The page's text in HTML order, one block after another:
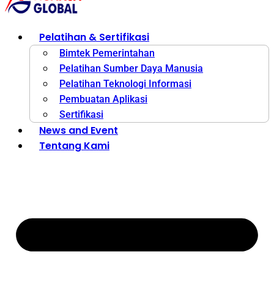
Pelatihan & Sertifikasi
Bimtek Pemerintahan
Pelatihan Sumber Daya Manusia
Pelatihan Teknologi Informasi
Pembuatan Aplikasi
Sertifikasi
News and Event
Tentang Kami